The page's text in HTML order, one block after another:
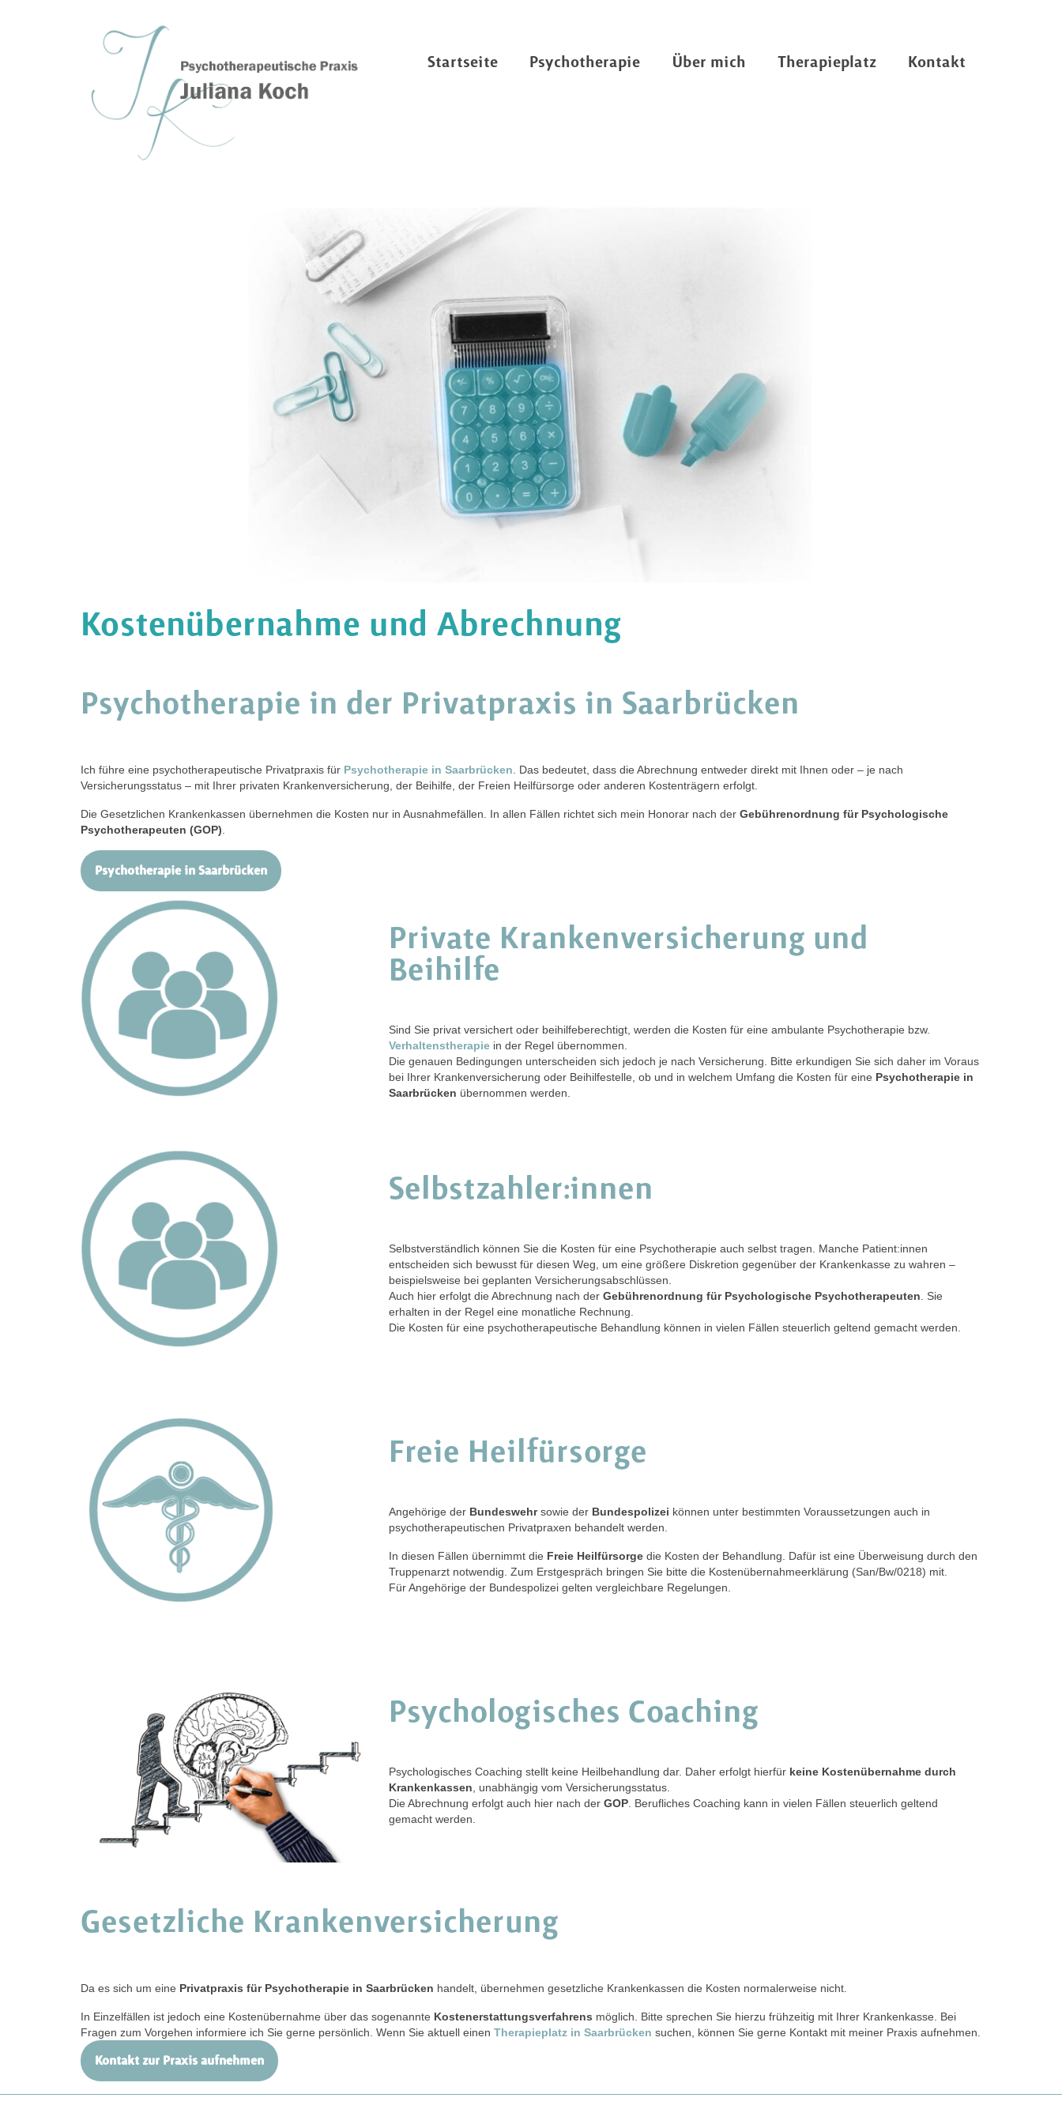
Startseite Psychotherapie Über mich Therapieplatz Kontakt
Kostenübernahme und Abrechnung
Psychotherapie in der Privatpraxis in Saarbrücken
Ich führe eine psychotherapeutische Privatpraxis für Psychotherapie in Saarbrücken . Das bedeutet, dass die Abrechnung entweder direkt mit Ihnen oder – je nach
Versicherungsstatus – mit Ihrer privaten Krankenversicherung, der Beihilfe, der Freien Heilfürsorge oder anderen Kostenträgern erfolgt.
Die Gesetzlichen Krankenkassen übernehmen die Kosten nur in Ausnahmefällen. In allen Fällen richtet sich mein Honorar nach der Gebührenordnung für Psychologische
Psychotherapeuten (GOP)
Psychotherapie in Saarbrücken
Private Krankenversicherung und
Beihilfe
Sind Sie privat versichert oder beihilfeberechtigt, werden die Kosten für eine ambulante Psychotherapie bzw.
Verhaltenstherapiein der Regel übernommen.
Die genauen Bedingungen unterscheiden sich jedoch je nach Versicherung. Bitte erkundigen Sie sich daher im Voraus
bei Ihrer Krankenversicherung oder Beihilfestelle, ob und in welchem Umfang die Kosten für eine Psychotherapie in
Saarbrücken übernommen werden.
Selbstzahler:innen
Selbstverständlich können Sie die Kosten für eine Psychotherapie auch selbst tragen. Manche Patient:innen
entscheiden sich bewusst für diesen Weg, um eine größere Diskretion gegenüber der Krankenkasse zu wahren –
beispielsweise bei geplanten Versicherungsabschlüssen.
Auch hier erfolgt die Abrechnung nach der Gebührenordnung für Psychologische Psychotherapeuten . Sie
erhalten in der Regel eine monatliche Rechnung.
Die Kosten für eine psychotherapeutische Behandlung können in vielen Fällen steuerlich geltend gemacht werden.
Freie Heilfürsorge
Angehörige der Bundeswehrsowie der Bundespolizei können unter bestimmten Voraussetzungen auch in
psychotherapeutischen Privatpraxen behandelt werden.
In diesen Fällen übernimmt die Freie Heilfürsorgedie Kosten der Behandlung. Dafür ist eine Überweisung durch den
Truppenarzt notwendig. Zum Erstgespräch bringen Sie bitte die Kostenübernahmeerklärung (San/Bw/0218) mit.
Für Angehörige der Bundespolizei gelten vergleichbare Regelungen.
Psychologisches Coaching
Psychologisches Coaching stellt keine Heilbehandlung dar. Daher erfolgt hierfür keine Kostenübernahme durch
Krankenkassen , unabhängig vom Versicherungsstatus.
Die Abrechnung erfolgt auch hier nach der GOP. Berufliches Coaching kann in vielen Fällen steuerlich geltend
gemacht werden.
Gesetzliche Krankenversicherung
Da es sich um eine Privatpraxis für Psychotherapie in Saarbrücken handelt, übernehmen gesetzliche Krankenkassen die Kosten normalerweise nicht.
In Einzelfällen ist jedoch eine Kostenübernahme über das sogenannte Kostenerstattungsverfahrens möglich. Bitte sprechen Sie hierzu frühzeitig mit Ihrer Krankenkasse. Bei
Fragen zum Vorgehen informiere ich Sie gerne persönlich. Wenn Sie aktuell einen Therapieplatz in Saarbrücken suchen, können Sie gerne Kontakt mit meiner Praxis aufnehmen.
Kontakt zur Praxis aufnehmen